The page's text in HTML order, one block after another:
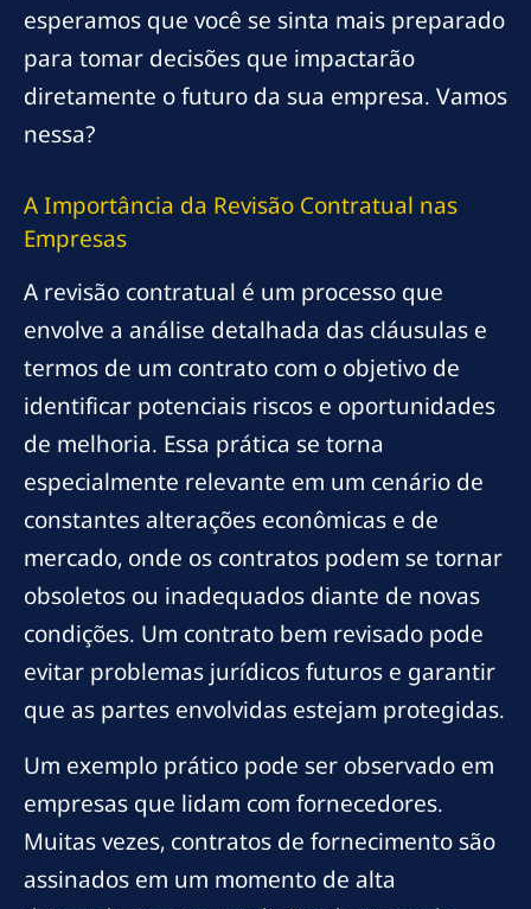
esperamos que você se sinta mais preparado
para tomar decisões que impactarão
diretamente o futuro da sua empresa. Vamos
nessa?
A Importância da Revisão Contratual nas
Empresas
A revisão contratual é um processo que
envolve a análise detalhada das cláusulas e
termos de um contrato com o objetivo de
identificar potenciais riscos e oportunidades
de melhoria. Essa prática se torna
especialmente relevante em um cenário de
constantes alterações econômicas e de
mercado, onde os contratos podem se tornar
obsoletos ou inadequados diante de novas
condições. Um contrato bem revisado pode
evitar problemas jurídicos futuros e garantir
que as partes envolvidas estejam protegidas.
Um exemplo prático pode ser observado em
empresas que lidam com fornecedores.
Muitas vezes, contratos de fornecimento são
assinados em um momento de alta